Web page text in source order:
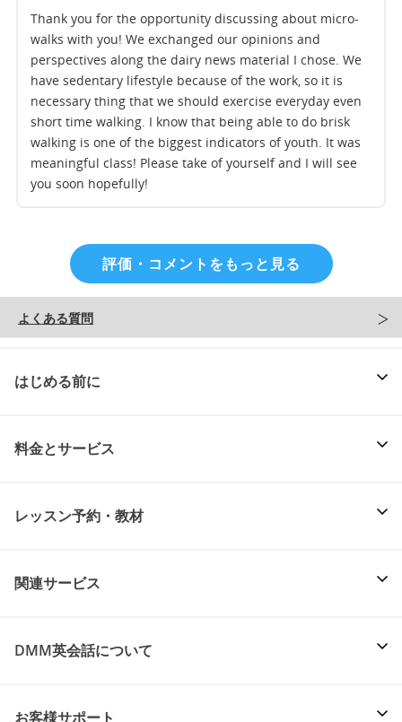
Thank you for the opportunity discussing about micro-
walks with you! We exchanged our opinions and
perspectives along the dairy news material I chose. We
have sedentary lifestyle because of the work, so it is
necessary thing that we should exercise everyday even
short time walking. I know that being able to do brisk
walking is one of the biggest indicators of youth. It was
meaningful class! Please take of yourself and I will see
you soon hopefully!
評価・コメントをもっと見る
よくある質問
はじめる前に
料金とサービス
レッスン予約・教材
関連サービス
DMM英会話について
お客様サポート